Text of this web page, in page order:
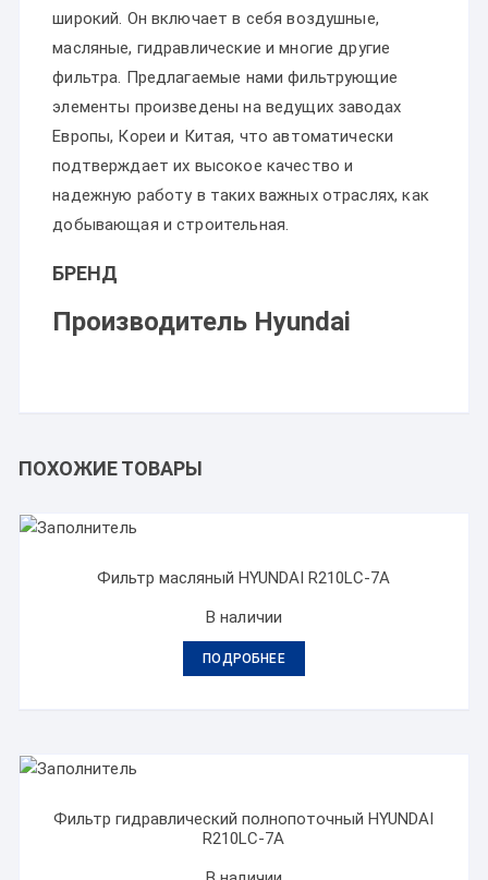
широкий. Он включает в себя воздушные,
масляные, гидравлические и многие другие
фильтра. Предлагаемые нами фильтрующие
элементы произведены на ведущих заводах
Европы, Кореи и Китая, что автоматически
подтверждает их высокое качество и
надежную работу в таких важных отраслях, как
добывающая и строительная.
БРЕНД
Производитель Hyundai
ПОХОЖИЕ ТОВАРЫ
Фильтр масляный HYUNDAI R210LC-7A
В наличии
ПОДРОБНЕЕ
Фильтр гидравлический полнопоточный HYUNDAI
R210LC-7A